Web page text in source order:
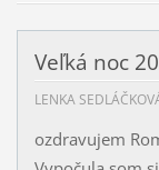
Veľká noc
LENKA
ozdravujem